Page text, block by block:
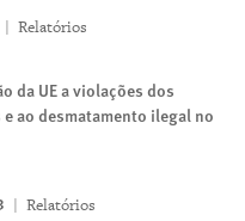
Relatórios
da UE a violações dos
ao desmatamento ilegal no
Relatórios